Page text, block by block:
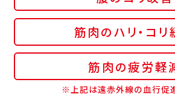
筋肉のハリ・コリ
筋肉の疲労軽
※上記は遠赤外線の血行促